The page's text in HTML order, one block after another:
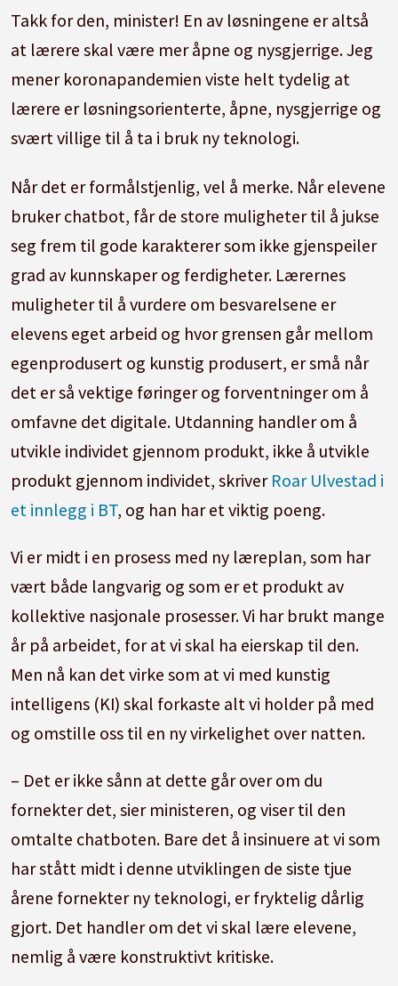
Takk for den, minister! En av løsningene er altså
at lærere skal være mer åpne og nysgjerrige. Jeg
mener koronapandemien viste helt tydelig at
lærere er løsningsorienterte, åpne, nysgjerrige og
svært villige til å ta i bruk ny teknologi.
Når det er formålstjenlig, vel å merke. Når elevene
bruker chatbot, får de store muligheter til å jukse
seg frem til gode karakterer som ikke gjenspeiler
grad av kunnskaper og ferdigheter. Lærernes
muligheter til å vurdere om besvarelsene er
elevens eget arbeid og hvor grensen går mellom
egenprodusert og kunstig produsert, er små når
det er så vektige føringer og forventninger om å
omfavne det digitale. Utdanning handler om å
utvikle individet gjennom produkt, ikke å utvikle
produkt gjennom individet, skriver Roar Ulvestad i
et innlegg i BT, og han har et viktig poeng.
Vi er midt i en prosess med ny læreplan, som har
vært både langvarig og som er et produkt av
kollektive nasjonale prosesser. Vi har brukt mange
år på arbeidet, for at vi skal ha eierskap til den.
Men nå kan det virke som at vi med kunstig
intelligens (KI) skal forkaste alt vi holder på med
og omstille oss til en ny virkelighet over natten.
– Det er ikke sånn at dette går over om du
fornekter det, sier ministeren, og viser til den
omtalte chatboten. Bare det å insinuere at vi som
har stått midt i denne utviklingen de siste tjue
årene fornekter ny teknologi, er fryktelig dårlig
gjort. Det handler om det vi skal lære elevene,
nemlig å være konstruktivt kritiske.